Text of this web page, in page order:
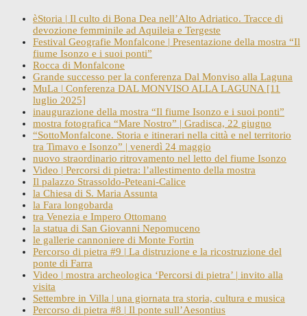
èStoria | Il culto di Bona Dea nell’Alto Adriatico. Tracce di
devozione femminile ad Aquileia e Tergeste
Festival Geografie Monfalcone | Presentazione della mostra “Il
fiume Isonzo e i suoi ponti”
Rocca di Monfalcone
Grande successo per la conferenza Dal Monviso alla Laguna
MuLa | Conferenza DAL MONVISO ALLA LAGUNA [11
luglio 2025]
inaugurazione della mostra “Il fiume Isonzo e i suoi ponti”
mostra fotografica “Mare Nostro” | Gradisca, 22 giugno
“SottoMonfalcone. Storia e itinerari nella città e nel territorio
tra Timavo e Isonzo” | venerdì 24 maggio
nuovo straordinario ritrovamento nel letto del fiume Isonzo
Video | Percorsi di pietra: l’allestimento della mostra
Il palazzo Strassoldo-Peteani-Calice
la Chiesa di S. Maria Assunta
la Fara longobarda
tra Venezia e Impero Ottomano
la statua di San Giovanni Nepomuceno
le gallerie cannoniere di Monte Fortin
Percorso di pietra #9 | La distruzione e la ricostruzione del
ponte di Farra
Video | mostra archeologica ‘Percorsi di pietra’ | invito alla
visita
Settembre in Villa | una giornata tra storia, cultura e musica
Percorso di pietra #8 | Il ponte sull’Aesontius